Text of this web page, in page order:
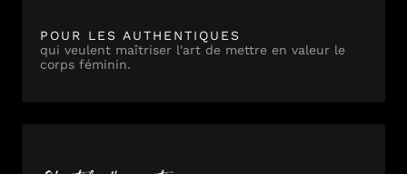
POUR LES AUTHENTIQUES
qui veulent maîtriser l'art de mettre en valeur le
corps féminin.